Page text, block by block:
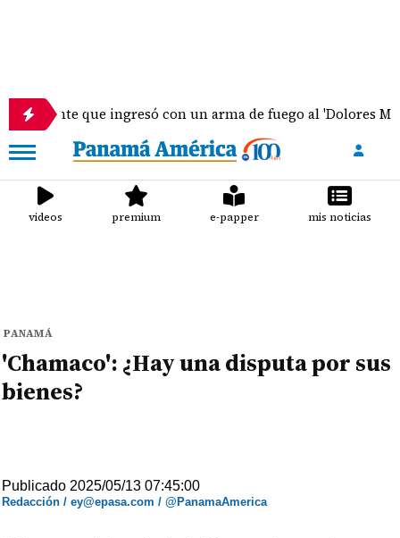
que ingresó con un arma de fuego al 'Dolores Moscote'
videos premium e-papper mis noticias
PANAMÁ
'Chamaco': ¿Hay una disputa por sus
bienes?
Publicado 2025/05/13 07:45:00
Redacción / ey@epasa.com / @PanamaAmerica